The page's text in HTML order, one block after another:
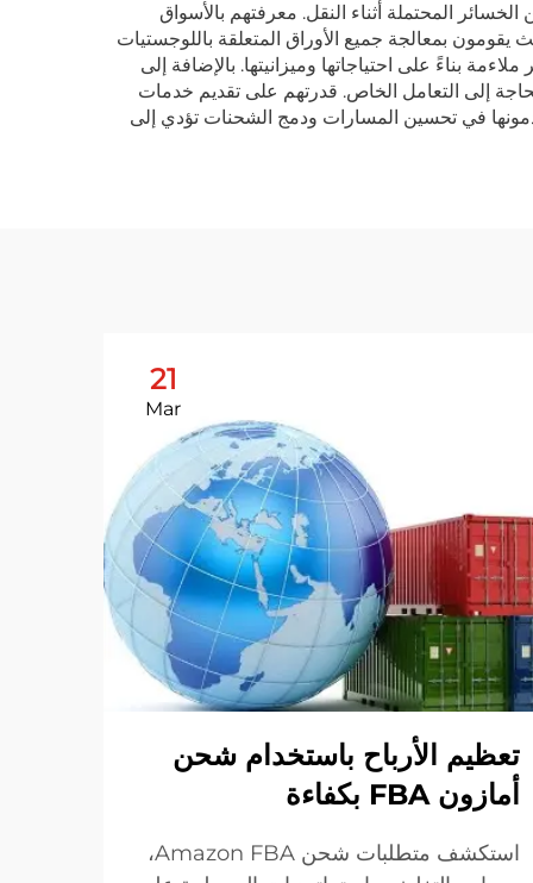
المحتملة أثناء النقل. معرفتهم بالأسواق
بمعالجة جميع الأوراق المتعلقة باللوجستيات
بناءً على احتياجاتها وميزانيتها. بالإضافة إلى
إلى التعامل الخاص. قدرتهم على تقديم خدمات
في تحسين المسارات ودمج الشحنات تؤدي إلى
21
Mar
تعظيم الأرباح باستخدام شحن
أمازون FBA بكفاءة
استكشف متطلبات شحن Amazon FBA،